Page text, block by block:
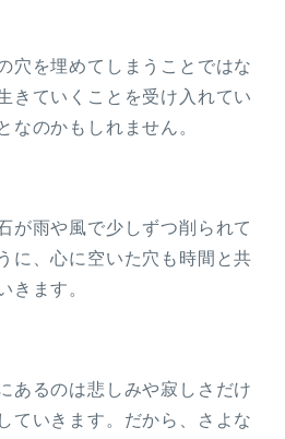
穴を埋めてしまうことではな
きていくことを受け入れてい
なのかもしれません。
が雨や風で少しずつ削られて
に、心に空いた穴も時間と共
きます。
あるのは悲しみや寂しさだけ
ていきます。だから、さよな